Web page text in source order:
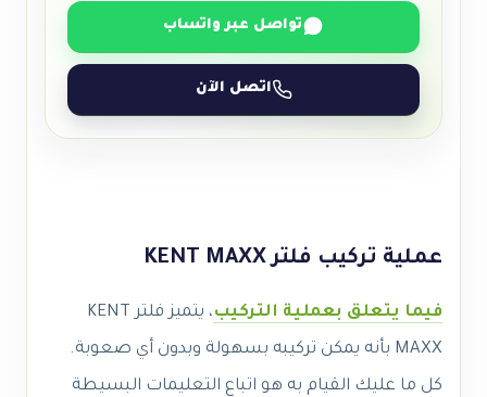
تواصل عبر واتساب
اتصل الآن
عملية تركيب فلتر KENT MAXX
فيما يتعلق بعملية التركيب
، يتميز فلتر KENT
MAXX بأنه يمكن تركيبه بسهولة وبدون أي صعوبة.
كل ما عليك القيام به هو اتباع التعليمات البسيطة